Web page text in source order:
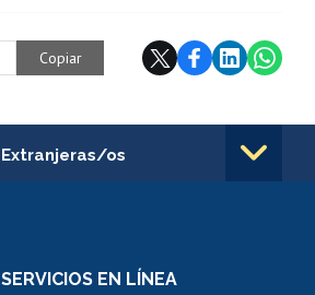
Copiar
Extranjeras/os
Movilidad Estudiantil
SERVICIOS EN LÍNEA